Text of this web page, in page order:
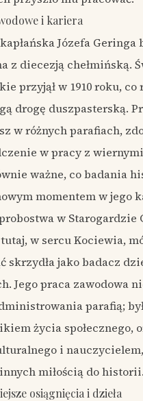
i kariera
Józefa Geringa
z diecezją chełmińską.
przyjął w 1910 roku, co
drogę duszpasterską.
w różnych parafiach,
w pracy z
ważne, co badania
momentem w jego
w Starogardzie
w sercu Kociewia,
skrzydła jako badacz
Jego praca zawodowa
parafią;
życia społecznego,
i
miłością do historii.
osiągnięcia i dzieła